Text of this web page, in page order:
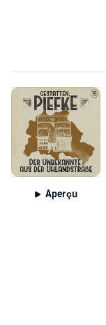
Aperçu